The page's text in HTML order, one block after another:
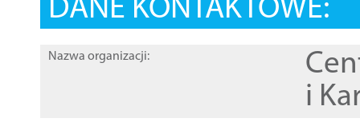
DANE KONTAKTOWE:
Nazwa organizacji:
i